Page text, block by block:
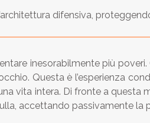
difensiva,
inesorabilmente più
Questa è l’esperienza
vita intera. Di fronte a questa
accettando passivamente la